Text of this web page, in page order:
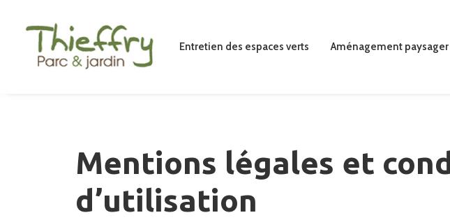
Entretien des espaces verts Aménagement paysager
Mentions légales et
d’utilisation